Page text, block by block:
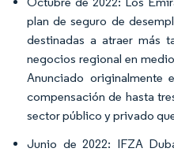
plan de seguro de
destinadas a atraer más
negocios regional en
Anunciado originalmente
compensación de hasta
sector público y privado
Junio de 2022: IFZA